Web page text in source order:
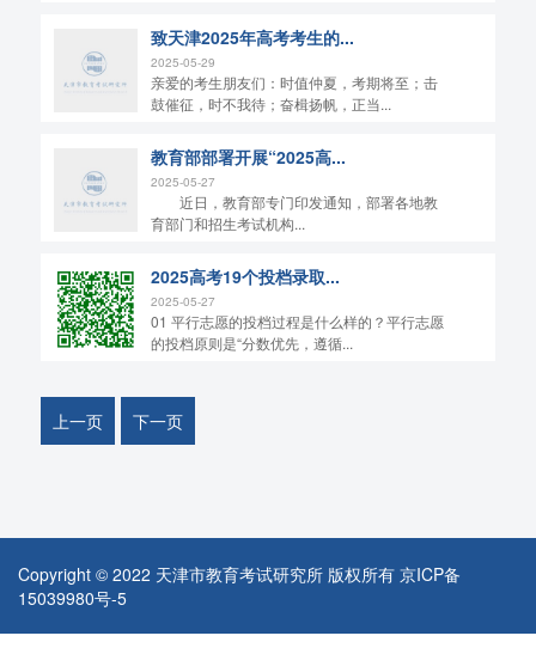
致天津2025年高考考生的...
2025-05-29
亲爱的考生朋友们：时值仲夏，考期将至；击
鼓催征，时不我待；奋楫扬帆，正当...
教育部部署开展“2025高...
2025-05-27
近日，教育部专门印发通知，部署各地教
育部门和招生考试机构...
2025高考19个投档录取...
2025-05-27
01 平行志愿的投档过程是什么样的？平行志愿
的投档原则是“分数优先，遵循...
上一页 下一页
Copyright © 2022 天津市教育考试研究所 版权所有 京ICP备
15039980号-5